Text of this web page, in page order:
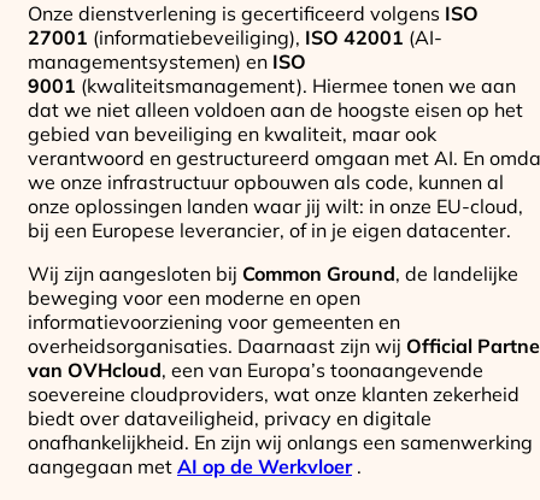
Onze dienstverlening is gecertificeerd volgens ISO
27001 (informatiebeveiliging), ISO 42001 (AI-
managementsystemen) en ISO
9001 (kwaliteitsmanagement). Hiermee tonen we aan
dat we niet alleen voldoen aan de hoogste eisen op het
gebied van beveiliging en kwaliteit, maar ook
verantwoord en gestructureerd omgaan met AI. En
we onze infrastructuur opbouwen als code, kunnen al
onze oplossingen landen waar jij wilt: in onze EU-cloud,
bij een Europese leverancier, of in je eigen datacenter.
Wij zijn aangesloten bij Common Ground, de landelijke
beweging voor een moderne en open
informatievoorziening voor gemeenten en
overheidsorganisaties. Daarnaast zijn wij Official
van OVHcloud, een van Europa’s toonaangevende
soevereine cloudproviders, wat onze klanten zekerheid
biedt over dataveiligheid, privacy en digitale
onafhankelijkheid. En zijn wij onlangs een samenwerking
aangegaan met AI op de Werkvloer.